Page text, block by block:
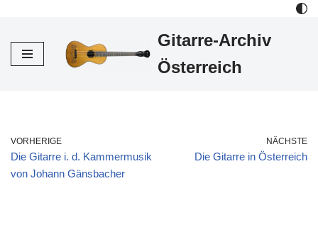
Inhalt
Gitarre-Archiv
Österreich
VORHERIGE
Die Gitarre i. d. Kammermusik
von Johann Gänsbacher
NÄCHSTE
Die Gitarre in Österreich